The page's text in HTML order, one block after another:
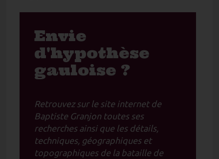
Envie
d'hypothèse
gauloise ?
Retrouvez sur le site internet de
Baptiste Granjon toutes ses
recherches ainsi que les détails,
techniques, géographiques et
topographiques de la bataille de